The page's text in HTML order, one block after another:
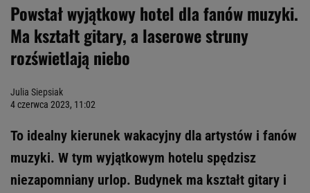
Powstał wyjątkowy hotel dla fanów muzyki.
Ma kształt gitary, a laserowe struny
rozświetlają niebo
Julia Siepsiak
4 czerwca 2023, 11:02
To idealny kierunek wakacyjny dla artystów i fanów
muzyki. W tym wyjątkowym hotelu spędzisz
niezapomniany urlop. Budynek ma kształt gitary i